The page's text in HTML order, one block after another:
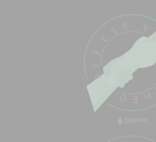
🏋️
Hej! Hvad kan jeg
Stil mig et spørgsmål om
levering eller returnering
Hvad koster fragt, og hvor
Har I gratis fragt?